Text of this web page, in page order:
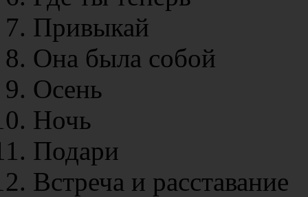
Привыкай
Она была собой
Осень
Ночь
Подари
Встреча и расставание